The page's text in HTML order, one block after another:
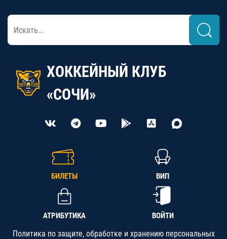
ХОККЕЙНЫЙ КЛУБ
«СОЧИ»
БИЛЕТЫ ВИП
АТРИБУТИКА ВОЙТИ
Политика по защите, обработке и хранению персональных